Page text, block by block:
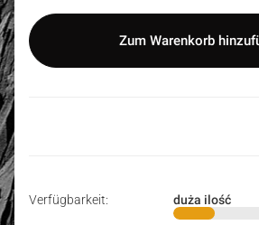
Zum Warenkorb
Verfügbarkeit: duża ilość